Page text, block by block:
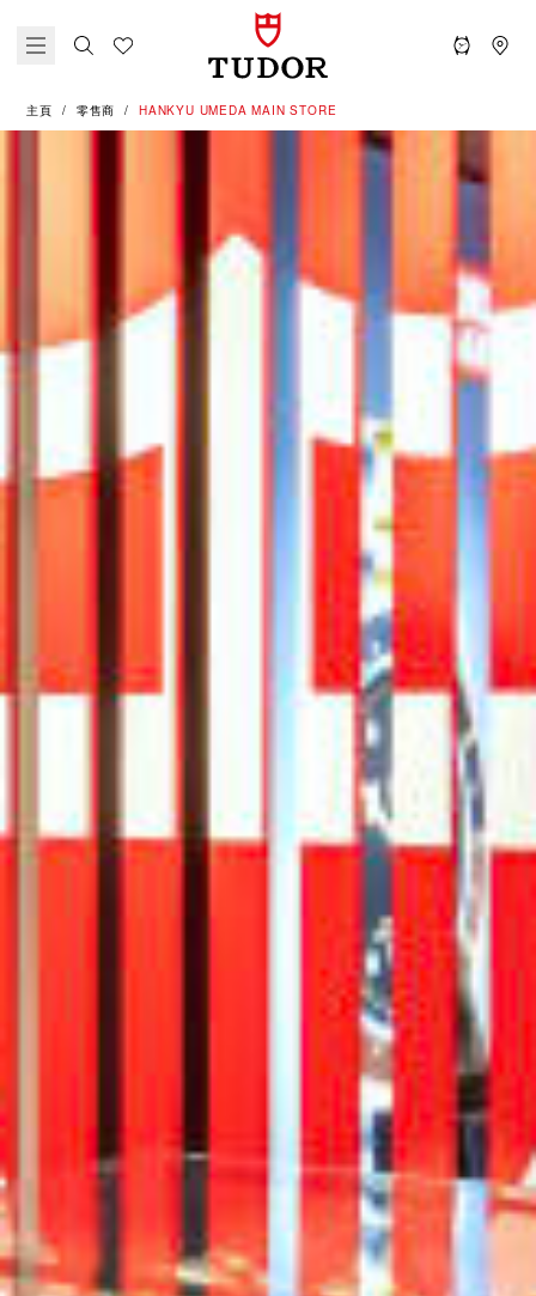
主頁 零售商 ‭HANKYU UMEDA MAIN STORE‬